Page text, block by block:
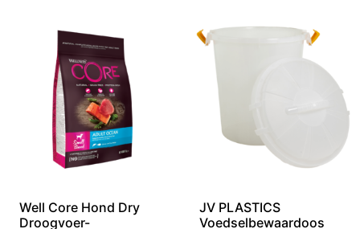
Well Core Hond Dry
Droogvoer-
JV PLASTICS
Voedselbewaardoos